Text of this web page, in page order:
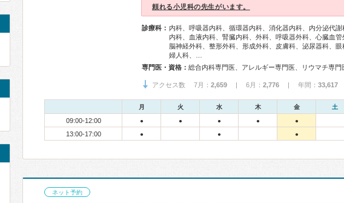
頼れる小児科の先生がいます。
診療科： 内科、呼吸器内科、循環器内科、消化器内科、内分泌代
内科、血液内科、腎臓内科、外科、呼吸器外科、心臓血管
脳神経外科、整形外科、形成外科、皮膚科、泌尿器科、
婦人科、…
専門医・資格：
アクセス数 7月： 2,659 | 6月： 2,776 | 年間： 33,617
月 火 水 木 金 土
09:00-12:00 ● ● ● ● ●
13:00-17:00 ● ● ●
ネット予約